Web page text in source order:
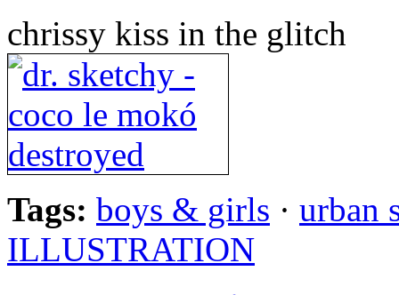
chrissy kiss in the glitch
Tags: boys & girls · urban
ILLUSTRATION